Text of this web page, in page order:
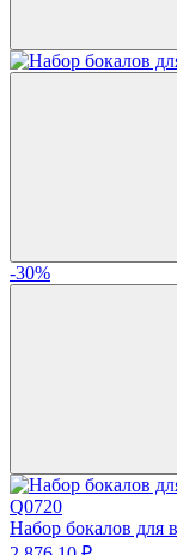
-30%
Q0720
Набор бокалов для